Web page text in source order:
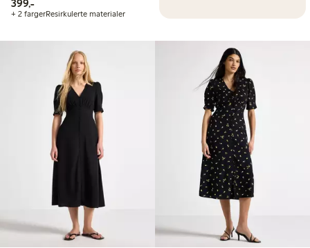
399,-
+ 2 fargerResirkulerte materialer